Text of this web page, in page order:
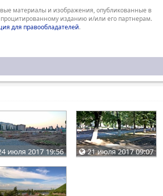
материалы и изображения, опубликованные в
изданию и/или его партнерам.
для правообладателей.
июля 2017 19:56 21 июля 2017 09:07